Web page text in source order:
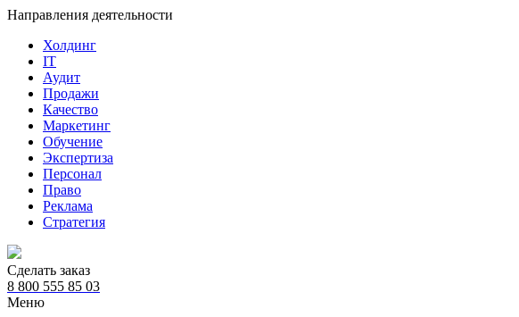
Направления деятельности
Холдинг
IT
Аудит
Продажи
Качество
Маркетинг
Обучение
Экспертиза
Персонал
Право
Реклама
Стратегия
Сделать заказ
8 800 555 85 03
Меню